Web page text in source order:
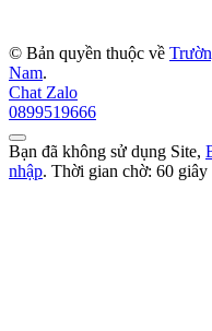
© Bản quyền thuộc về
Nam.
Chat Zalo
0899519666
Bạn đã không sử dụng Site,
nhập. Thời gian chờ: 60 giây